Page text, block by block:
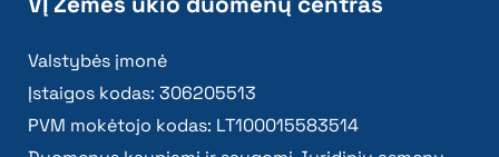
Valstybės įmonė
Įstaigos kodas: 306205513
PVM mokėtojo kodas: LT100015583514